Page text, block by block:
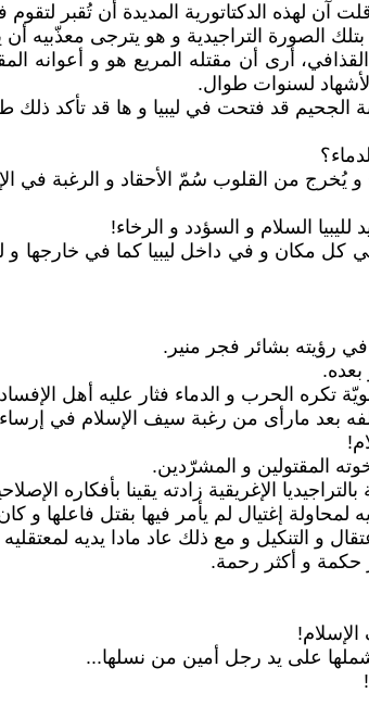
آن لهذه الدكتاتورية المديدة أن تُقبر
الصورة التراجيدية و هو يترجى معذّبيه
أرى أن مقتله المريع هو و أعوانه
لسنوات طوال.
الجحيم قد فتحت في ليبيا و ها قد تأكد
يُخرج من القلوب سُمّ الأحقاد و الرغبة في
السلام و السؤدد و الرخاء!
في كل مكان و في داخل ليبيا كما في
رؤيته بشائر فجر منير.
تكره الحرب و الدماء فثار عليه أهل
بعد مارأى من رغبة سيف الإسلام في
المقتولين و المشرّدين.
الإغريقية زادته يقينا بأفكاره
إغتيال لم يأمر فيها بقتل فاعلها و
و التنكيل و مع ذلك عاد مادا يديه لمعتقليه
حكمة و أكثر رحمة.
شملها على يد رجل أمين من نسلها...